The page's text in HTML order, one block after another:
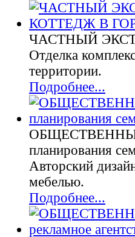
ЧАСТНЫЙ
Отделка
территории.
Подробнее...
планирования
Авторский
мебелью.
Подробнее...